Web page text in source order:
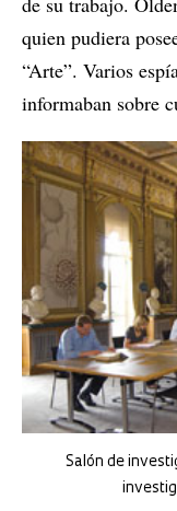
quien pudiera
“Arte”. Varios
informaban sobre
Salón de